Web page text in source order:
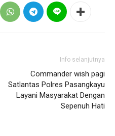
Info selanjutnya
Commander wish pagi
Satlantas Polres Pasangkayu
Layani Masyarakat Dengan
Sepenuh Hati